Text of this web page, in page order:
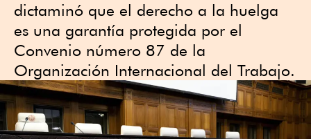
dictaminó que el derecho a la huelga
es una garantía protegida por el
Convenio número 87 de la
Organización Internacional del Trabajo.